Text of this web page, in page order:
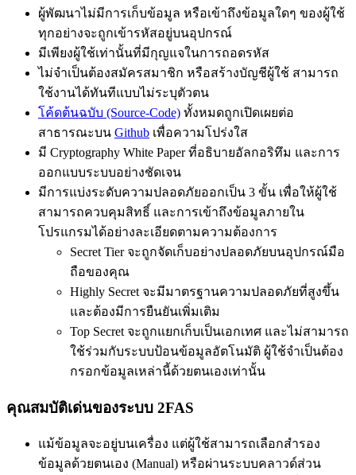
ผู้พัฒนาไม่มีการเก็บข้อมูล หรือเข้าถึงข้อมูลใดๆ ของผู้ใช้
ทุกอย่างจะถูกเข้ารหัสอยู่บนอุปกรณ์
มีเพียงผู้ใช้เท่านั้นที่มีกุญแจในการถอดรหัส
ไม่จำเป็นต้องสมัครสมาชิก หรือสร้างบัญชีผู้ใช้ สามารถ
ใช้งานได้ทันทีแบบไม่ระบุตัวตน
โค้ดต้นฉบับ (Source-Code) ทั้งหมดถูกเปิดเผยต่อ
สาธารณะบน Github เพื่อความโปร่งใส
มี Cryptography White Paper ที่อธิบายอัลกอริทึม และการ
ออกแบบระบบอย่างชัดเจน
มีการแบ่งระดับความปลอดภัยออกเป็น 3 ขั้น เพื่อให้ผู้ใช้
สามารถควบคุมสิทธิ์ และการเข้าถึงข้อมูลภายใน
โปรแกรมได้อย่างละเอียดตามความต้องการ
Secret Tier จะถูกจัดเก็บอย่างปลอดภัยบนอุปกรณ์มือ
ถือของคุณ
Highly Secret จะมีมาตรฐานความปลอดภัยที่สูงขึ้น
และต้องมีการยืนยันเพิ่มเติม
Top Secret จะถูกแยกเก็บเป็นเอกเทศ และไม่สามารถ
ใช้ร่วมกับระบบป้อนข้อมูลอัตโนมัติ ผู้ใช้จำเป็นต้อง
กรอกข้อมูลเหล่านี้ด้วยตนเองเท่านั้น
คุณสมบัติเด่นของระบบ 2FAS
แม้ข้อมูลจะอยู่บนเครื่อง แต่ผู้ใช้สามารถเลือกสำรอง
ข้อมูลด้วยตนเอง (Manual) หรือผ่านระบบคลาวด์ส่วน